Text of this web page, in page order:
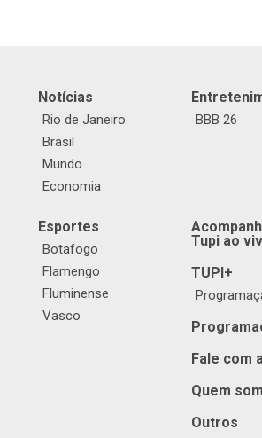
Notícias
Rio de Janeiro
Brasil
Mundo
Economia
BBB 26
Esportes
Botafogo
Flamengo
Fluminense
Vasco
Tupi ao
TUPI+
Fale com
Quem
Outros